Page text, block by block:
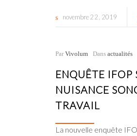
novembre22 2019
Par Vivolum Dans actualités
ENQUÊTE IFOP
NUISANCE
TRAVAIL
La nouvelle enquête